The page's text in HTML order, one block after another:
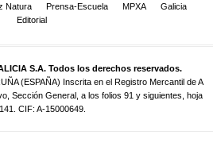
Natura Prensa-Escuela MPXA
Galicia
Editorial
S.A. Todos los derechos reservados.
(ESPAÑA) Inscrita en el Registro Mercantil de A
Sección General, a los folios 91 y siguientes, hoja
CIF: A-15000649.